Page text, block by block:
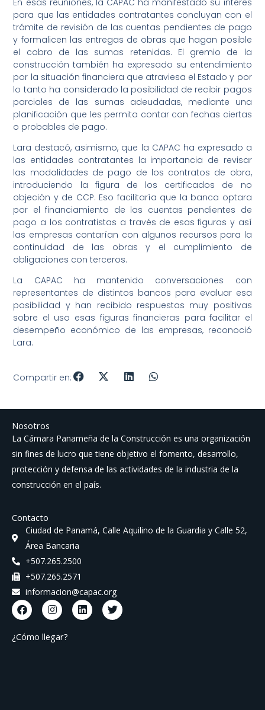
para que las entidades contratantes concluyan con el
trámite de revisión de las cuentas pendientes de pago
y formalicen las entregas de obras que hagan posible
el cobro de las sumas retenidas. El gremio de la
construcción también ha expresado su entendimiento
por la situación financiera que atraviesa el Estado y por
lo tanto ha considerado la posibilidad de recibir pagos
parciales de las sumas adeudadas, mediante una
planificación que les permita contar con fechas ciertas
o probables de pago.
Lara destacó, asimismo, que la CAPAC ha expresado a
las entidades contratantes la importancia de revisar
las modalidades de pago de los contratos de obra,
introduciendo la figura de los certificados de no
objeción y de CCP. Eso facilitaría que la banca optara
por el financiamiento de las cuentas pendientes de
pago a los contratistas a través de esas figuras y así
las empresas contarían con algunos recursos para la
continuidad de las obras y el cumplimiento de
obligaciones con terceros.
La CAPAC ha mantenido conversaciones con
representantes de distintos bancos para evaluar esa
posibilidad y han recibido respuestas muy positivas
sobre el uso esas figuras financieras para facilitar el
desempeño económico de las empresas, reconoció
Lara.
Compartir en:
Nosotros
La Cámara Panameña de la Construcción es una organización
sin fines de lucro que tiene objetivo el fomento, desarrollo,
protección y defensa de las actividades de la industria de la
construcción en el país.
Contacto
Ciudad de Panamá, Calle Aquilino de la Guardia y Calle 52,
Área Bancaria
+507.265.2500
+507.265.2571
informacion@capac.org
F
a
c
e
b
I
n
s
t
a
L
i
n
T
w
i
¿Cómo llegar?